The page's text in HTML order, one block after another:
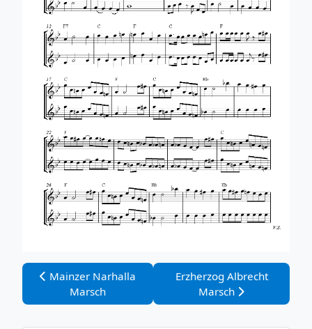
Vorheriger Beitrag: Mainzer Narhalla Marsch
Mainzer Narhalla
Marsch
Nächster Beitrag:
Erzherzog Albrecht
Marsch